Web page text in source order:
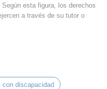
esta figura, los derechos
a través de su tutor o
con discapacidad